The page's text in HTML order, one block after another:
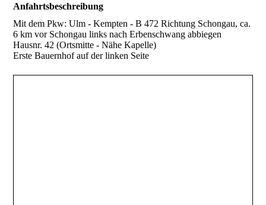
Anfahrtsbeschreibung
Mit dem Pkw: Ulm - Kempten - B 472 Richtung Schongau, ca.
6 km vor Schongau links nach Erbenschwang abbiegen
Hausnr. 42 (Ortsmitte - Nähe Kapelle)
Erste Bauernhof auf der linken Seite